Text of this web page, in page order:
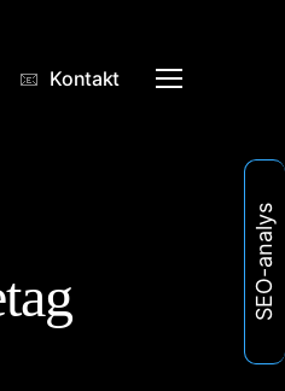
📧 Kontakt Menu
SEO-analys